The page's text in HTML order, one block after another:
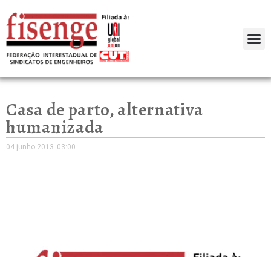
Casa de parto, alternativa
humanizada
04 junho 2013 03:00